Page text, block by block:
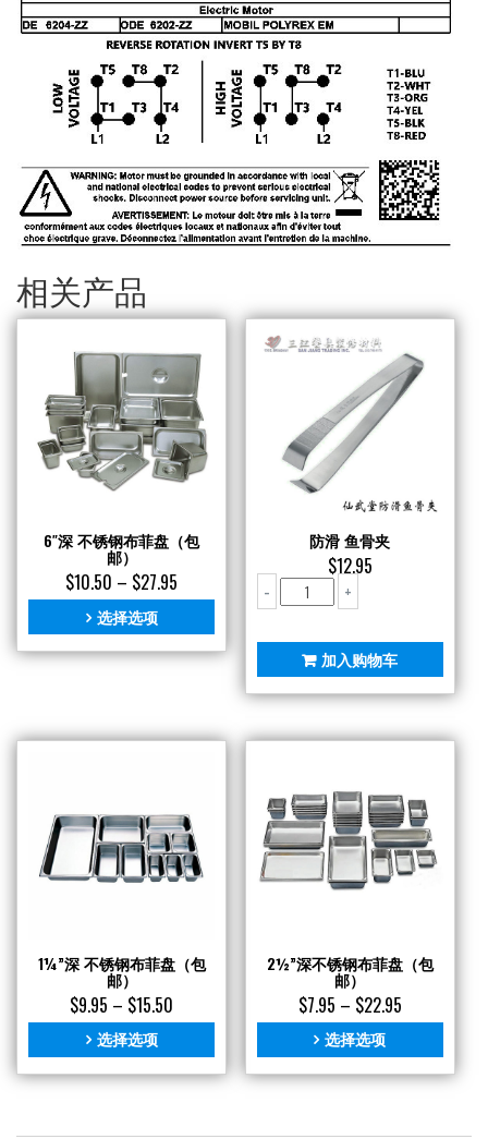
相关产品
6″深 不锈钢布菲盘（包
邮）
$10.50 – $27.95
选择选项
防滑 鱼骨夹
$12.95
-
滑
夹
数
+
加入购物车
1¼”深 不锈钢布菲盘（包
邮）
$9.95 – $15.50
选择选项
2½”深不锈钢布菲盘（包
邮）
$7.95 – $22.95
选择选项